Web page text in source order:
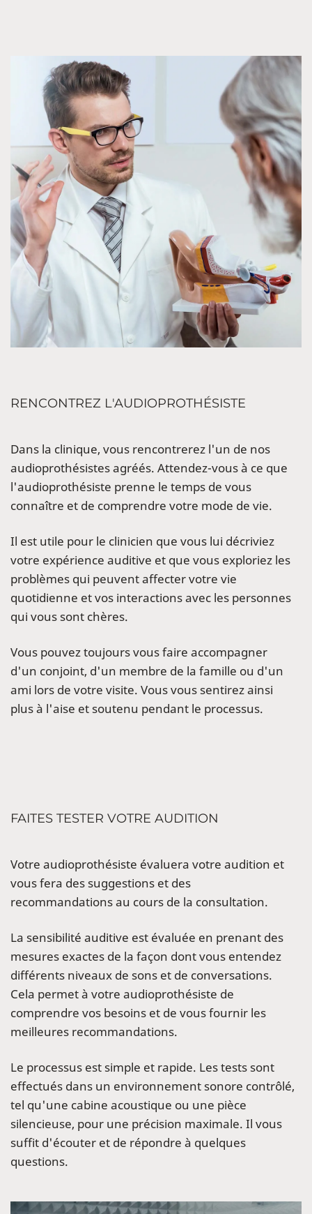
RENCONTREZ L'AUDIOPROTHÉSISTE
Dans la clinique, vous rencontrerez l'un de nos
audioprothésistes agréés. Attendez-vous à ce que
l'audioprothésiste prenne le temps de vous
connaître et de comprendre votre mode de vie.
Il est utile pour le clinicien que vous lui décriviez
votre expérience auditive et que vous exploriez les
problèmes qui peuvent affecter votre vie
quotidienne et vos interactions avec les personnes
qui vous sont chères.
Vous pouvez toujours vous faire accompagner
d'un conjoint, d'un membre de la famille ou d'un
ami lors de votre visite. Vous vous sentirez ainsi
plus à l'aise et soutenu pendant le processus.
FAITES TESTER VOTRE AUDITION
Votre audioprothésiste évaluera votre audition et
vous fera des suggestions et des
recommandations au cours de la consultation.
La sensibilité auditive est évaluée en prenant des
mesures exactes de la façon dont vous entendez
différents niveaux de sons et de conversations.
Cela permet à votre audioprothésiste de
comprendre vos besoins et de vous fournir les
meilleures recommandations.
Le processus est simple et rapide. Les tests sont
effectués dans un environnement sonore contrôlé,
tel qu'une cabine acoustique ou une pièce
silencieuse, pour une précision maximale. Il vous
suffit d'écouter et de répondre à quelques
questions.